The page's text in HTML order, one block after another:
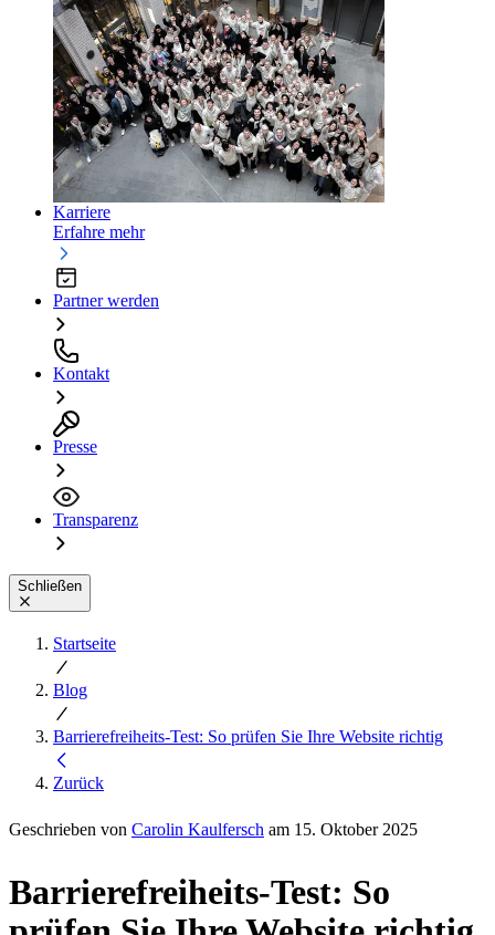
Karriere
Erfahre mehr
Partner werden
Kontakt
Presse
Transparenz
Schließen
Startseite
Blog
Barrierefreiheits-Test: So prüfen Sie Ihre Website richtig
Zurück
Geschrieben von Carolin Kaulfersch am 15. Oktober 2025
Barrierefreiheits-Test: So